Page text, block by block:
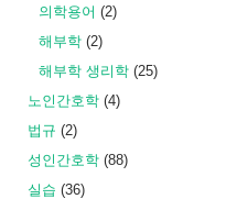
의학용어 (2)
해부학 (2)
해부학 생리학 (25)
노인간호학 (4)
법규 (2)
성인간호학 (88)
실습 (36)